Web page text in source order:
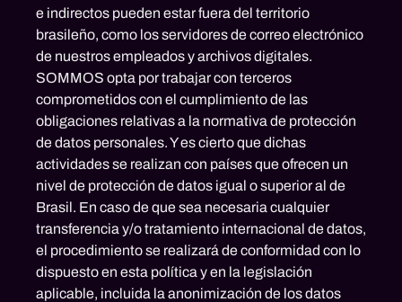
e indirectos pueden estar fuera del territorio
brasileño, como los servidores de correo electrónico
de nuestros empleados y archivos digitales.
SOMMOS opta por trabajar con terceros
comprometidos con el cumplimiento de las
obligaciones relativas a la normativa de protección
de datos personales. Y es cierto que dichas
actividades se realizan con países que ofrecen un
nivel de protección de datos igual o superior al de
Brasil. En caso de que sea necesaria cualquier
transferencia y/o tratamiento internacional de datos,
el procedimiento se realizará de conformidad con lo
dispuesto en esta política y en la legislación
aplicable, incluida la anonimización de los datos